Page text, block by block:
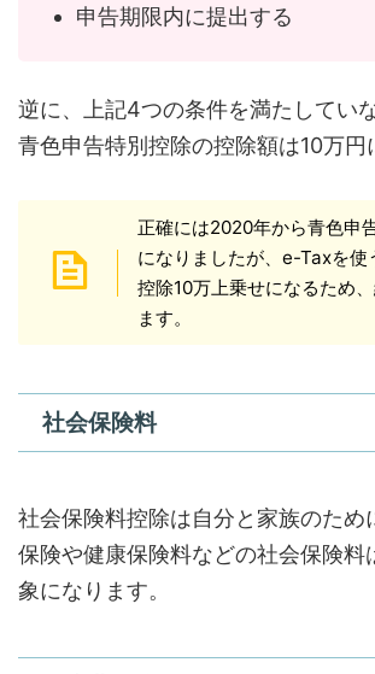
申告期限内に提出する
逆に、上記4つの条件を満たしてい
青色申告特別控除の控除額は10万円
正確には2020年から青色申
になりましたが、e-Taxを使
控除10万上乗せになるため
ます。
社会保険料
社会保険料控除は自分と家族のため
保険や健康保険料などの社会保険料
象になります。